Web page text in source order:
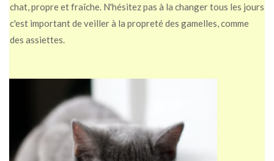
chat, propre et fraîche. N'hésitez pas à la changer tous les jours
c'est important de veiller à la propreté des gamelles, comme
des assiettes.